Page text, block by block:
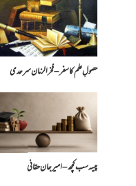
حصولِ علم کا سفر – فخرالزمان سرحدی
پیسہ سب کچھ – امیرجان حقانی